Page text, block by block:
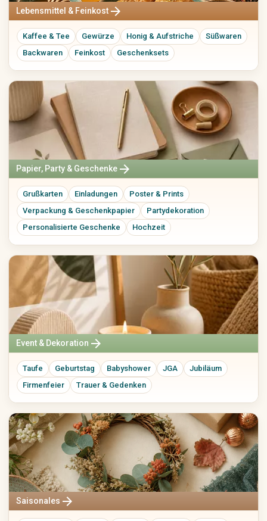
Spirituelles & Achtsamkeit
Edelsteine
Räucherwerk
Tarot & Orakel
Meditation
Journaling
Yoga-Zubehör
Kalender
Planer
Notizbücher
Sticker
Stempel
Schreibtischzubehör
Organisationshilfen
Event & Dekoration
Geburtstag
Babyshower
JGA
Jubiläum
Firmenfeier
Trauer & Gedenken
Ersatzteile & Reparatur
Ersatzteile
Reparatursets
Knöpfe
Beschläge
Näh-Ersatzteile
Lebensmittel & Feinkost arrow_forward
Kaffee & Tee Gewürze Honig & Aufstriche
Süßwaren
Backwaren
Feinkost Geschenksets
Papier, Party & Geschenke arrow_forward
Grußkarten Einladungen
Poster & Prints
Verpackung & Geschenkpapier
Partydekoration
Personalisierte Geschenke
Hochzeit
Event & Dekoration arrow_forward
Taufe Geburtstag Babyshower JGA
Jubiläum
Firmenfeier
Trauer & Gedenken
Saisonales arrow_forward